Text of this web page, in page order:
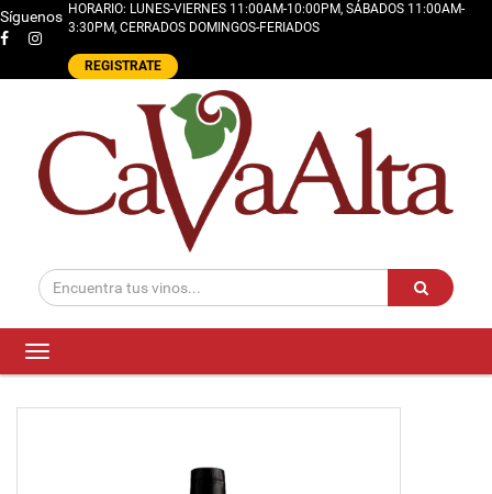
Síguenos HORARIO: LUNES-VIERNES 11:00AM-10:00PM, SÁBADOS 11:00AM-
3:30PM, CERRADOS DOMINGOS-FERIADOS
REGISTRATE
Toggle
navigation